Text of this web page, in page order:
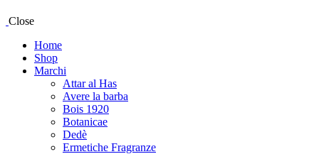
Close
Home
Shop
Marchi
Attar al Has
Avere la barba
Bois 1920
Botanicae
Dedè
Ermetiche Fragranze